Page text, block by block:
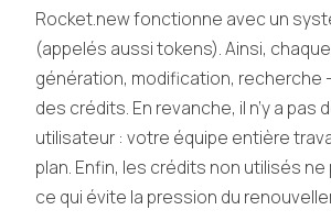
Rocket.new fonctionne avec un
(appelés aussi tokens). Ainsi,
génération, modification, recherche
des crédits. En revanche, il n’y a pas
utilisateur : votre équipe entière
plan. Enfin, les crédits non utilisés
ce qui évite la pression du